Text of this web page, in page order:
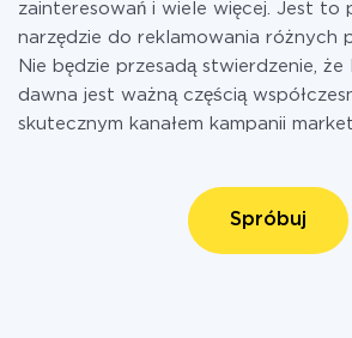
zainteresowań i wiele więcej. Jest to
narzędzie do reklamowania różnych
Nie będzie przesadą stwierdzenie,
dawna jest ważną częścią
skutecznym kanałem kampanii
Spróbuj